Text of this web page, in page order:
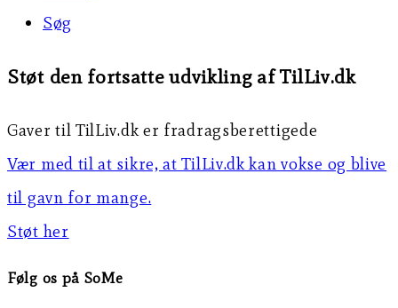
Søg
Støt den fortsatte udvikling af TilLiv.dk
Gaver til TilLiv.dk er fradragsberettigede
Vær med til at sikre, at TilLiv.dk kan vokse og blive
til gavn for mange.
Støt her
Følg os på SoMe